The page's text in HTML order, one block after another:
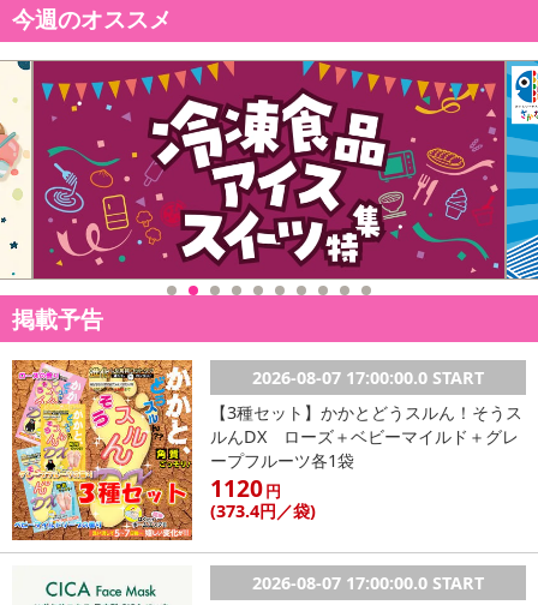
今週のオススメ
掲載予告
2026-08-07 17:00:00.0 START
【3種セット】かかとどうスルん！そうス
ルんDX ローズ＋ベビーマイルド＋グレ
ープフルーツ各1袋
1120円
(373.4円／袋)
2026-08-07 17:00:00.0 START